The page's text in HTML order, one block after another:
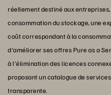
réellement destiné aux
consommation du stockage, une
coût correspondant à la
d'améliorer ses offres Pure as a
à l'élimination des licences
proposant un catalogue de
transparente.